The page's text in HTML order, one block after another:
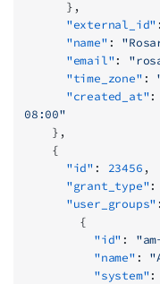
      },
      "external_id"
      "name"
:
      "email"
: "
      "time_zone"
:
      "created_at"
:
08:00"
    },
    {
      "id"
: 23456 ,
      "grant_type"
:
      "user_groups"
        {
          "id"
:
          "name"
:
          "system"
: